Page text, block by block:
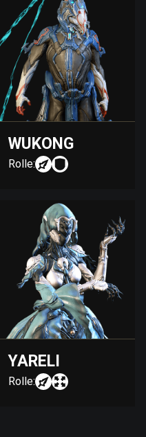
WUKONG
Rolle:
YARELI
Rolle: